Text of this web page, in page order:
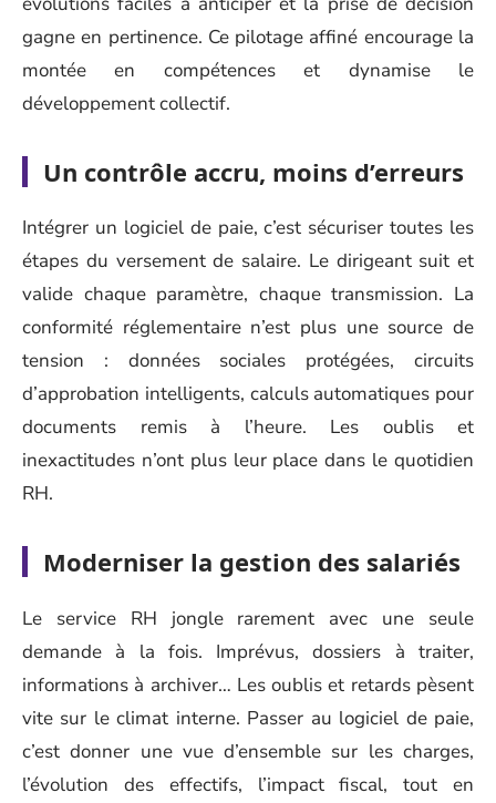
gagne en pertinence. Ce pilotage affiné encourage la
montée en compétences et dynamise le
développement collectif.
Un contrôle accru, moins d’erreurs
Intégrer un logiciel de paie, c’est sécuriser toutes les
étapes du versement de salaire. Le dirigeant suit et
valide chaque paramètre, chaque transmission. La
conformité réglementaire n’est plus une source de
tension : données sociales protégées, circuits
d’approbation intelligents, calculs automatiques pour
documents remis à l’heure. Les oublis et
inexactitudes n’ont plus leur place dans le quotidien
RH.
Moderniser la gestion des salariés
Le service RH jongle rarement avec une seule
demande à la fois. Imprévus, dossiers à traiter,
informations à archiver… Les oublis et retards pèsent
vite sur le climat interne. Passer au logiciel de paie,
c’est donner une vue d’ensemble sur les charges,
l’évolution des effectifs, l’impact fiscal, tout en